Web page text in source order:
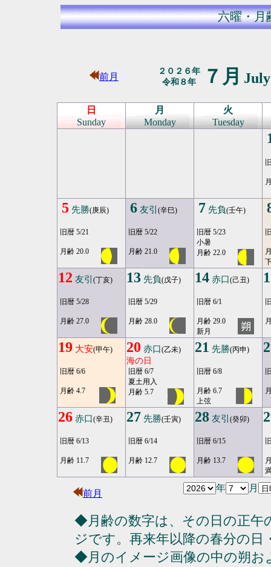
六曜・月
前月
２０２６年
令和８年
７月
日
Sunday
月
Monday
火
Tuesday
5 先勝(庚辰)
旧暦 5/21
月齢 20.0
6 友引 (辛巳)
旧暦 5/22
月齢 21.0
7 先負(壬午)
旧暦 5/23
小暑
月齢 22.0
12 友引 (丁亥)
旧暦 5/28
月齢 27.0
13 先負(戊子)
旧暦 5/29
月齢 28.0
14 赤口(己丑)
旧暦 6/1
月齢 29.0
新月
19 大安(甲午)
旧暦 6/6
月齢 4.7
20 赤口(乙未)
海の日
旧暦 6/7
夏土用入
月齢 5.7
21 先勝(丙申)
旧暦 6/8
月齢 6.7
上弦
26 赤口(辛丑)
旧暦 6/13
月齢 11.7
27 先勝(壬寅)
旧暦 6/14
月齢 12.7
28 友引 (癸卯)
旧暦 6/15
月齢 13.7
前月
年 月
◆月齢の数字は、その日の正午
ジです。再来年以降の春分の日
◆月のイメージ画像の中の朔